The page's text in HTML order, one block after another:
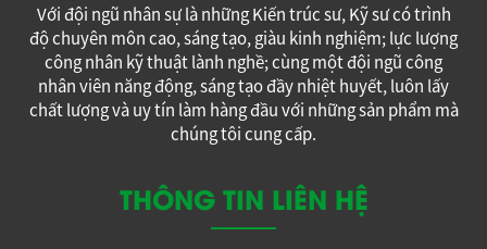
Với đội ngũ nhân sự là những Kiến trúc sư, Kỹ sư có trình
độ chuyên môn cao, sáng tạo, giàu kinh nghiệm; lực lượng
công nhân kỹ thuật lành nghề; cùng một đội ngũ công
nhân viên năng động, sáng tạo đầy nhiệt huyết, luôn lấy
chất lượng và uy tín làm hàng đầu với những sản phẩm mà
chúng tôi cung cấp.
THÔNG TIN LIÊN HỆ